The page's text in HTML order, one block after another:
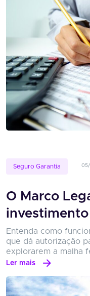
Seguro Garantia 05/
O Marco
Entenda como
que dá autorização
explorarem a malha
Ler mais